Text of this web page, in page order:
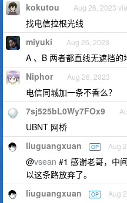
kokutou Aug 26, 2023
找电信拉根光线
miyuki Aug 26, 2023
A 、B 两者都直线无遮挡的
Niphor Aug 26, 2023
电信同城加一条不香么？
7sj525bL0Wy7FOx9
UBNT 网桥
liuguangxuan OP Aug
@vsean #1 感谢老哥，中
以这条路放弃了。
liuguangxuan OP Aug